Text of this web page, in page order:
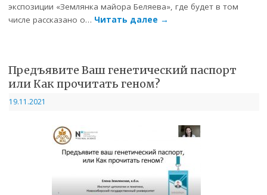
экспозиции «Землянка майора Беляева», где будет в том
числе рассказано о… Читать далее →
Предъявите Ваш генетический паспорт
или Как прочитать геном?
19.11.2021